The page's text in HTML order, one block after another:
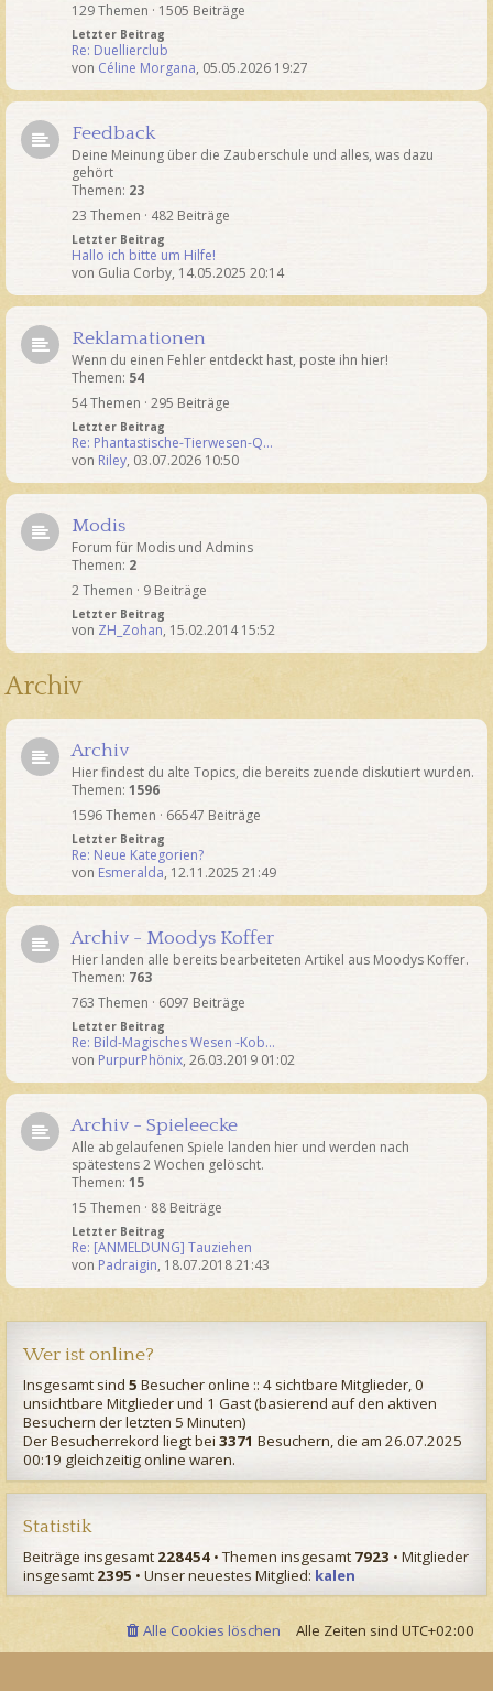
129 Themen · 1505 Beiträge
Letzter Beitrag
Re: Duellierclub
von Céline Morgana, 05.05.2026 19:27
Feedback
Deine Meinung über die Zauberschule und alles, was dazu
gehört
Themen: 23
23 Themen · 482 Beiträge
Letzter Beitrag
Hallo ich bitte um Hilfe!
von Gulia Corby, 14.05.2025 20:14
Reklamationen
Wenn du einen Fehler entdeckt hast, poste ihn hier!
Themen: 54
54 Themen · 295 Beiträge
Letzter Beitrag
Re: Phantastische-Tierwesen-Q…
von Riley, 03.07.2026 10:50
Modis
Forum für Modis und Admins
Themen: 2
2 Themen · 9 Beiträge
Letzter Beitrag
von ZH_Zohan, 15.02.2014 15:52
Archiv
Archiv
Hier findest du alte Topics, die bereits zuende diskutiert wurden.
Themen: 1596
1596 Themen · 66547 Beiträge
Letzter Beitrag
Re: Neue Kategorien?
von Esmeralda, 12.11.2025 21:49
Archiv - Moodys Koffer
Hier landen alle bereits bearbeiteten Artikel aus Moodys Koffer.
Themen: 763
763 Themen · 6097 Beiträge
Letzter Beitrag
Re: Bild-Magisches Wesen -Kob…
von PurpurPhönix, 26.03.2019 01:02
Archiv - Spieleecke
Alle abgelaufenen Spiele landen hier und werden nach
spätestens 2 Wochen gelöscht.
Themen: 15
15 Themen · 88 Beiträge
Letzter Beitrag
Re: [ANMELDUNG] Tauziehen
von Padraigin, 18.07.2018 21:43
Wer ist online?
Insgesamt sind 5 Besucher online :: 4 sichtbare Mitglieder, 0
unsichtbare Mitglieder und 1 Gast (basierend auf den aktiven
Besuchern der letzten 5 Minuten)
Der Besucherrekord liegt bei 3371 Besuchern, die am 26.07.2025
00:19 gleichzeitig online waren.
Statistik
Beiträge insgesamt 228454 • Themen insgesamt 7923 • Mitglieder
insgesamt 2395 • Unser neuestes Mitglied: kalen
Alle Zeiten sind UTC+02:00
Alle Cookies löschen